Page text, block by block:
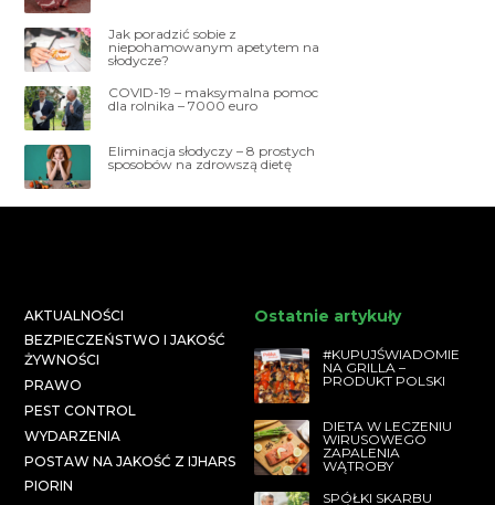
Jak poradzić sobie z
niepohamowanym apetytem na
słodycze?
COVID-19 – maksymalna pomoc
dla rolnika – 7000 euro
Eliminacja słodyczy – 8 prostych
sposobów na zdrowszą dietę
AKTUALNOŚCI
BEZPIECZEŃSTWO I JAKOŚĆ
ŻYWNOŚCI
PRAWO
PEST CONTROL
WYDARZENIA
POSTAW NA JAKOŚĆ Z IJHARS
PIORIN
Ostatnie artykuły
#KUPUJŚWIADOMIE
NA GRILLA –
PRODUKT POLSKI
DIETA W LECZENIU
WIRUSOWEGO
ZAPALENIA
WĄTROBY
SPÓŁKI SKARBU